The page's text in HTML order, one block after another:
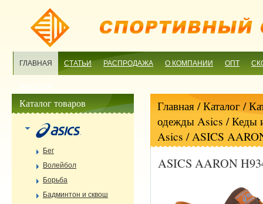
ГЛАВНАЯ СТАТЬИ РАСПРОДАЖА О КОМПАНИИ ОПТ
Главная/ Каталог /
одежды Asics /Кеды
Asics / ASICS
ASICS AARON
Каталог товаров
Бег
Волейбол
Борьба
Бадминтон и сквош